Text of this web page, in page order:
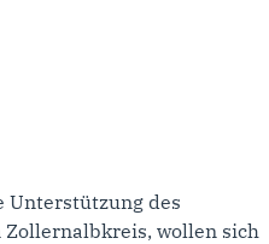
Unterstützung des
Zollernalbkreis, wollen sich